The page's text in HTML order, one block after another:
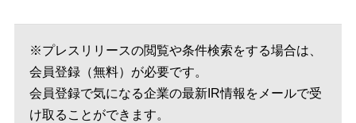
※プレスリリースの閲覧や条件検索をする場合は、
会員登録（無料）が必要です。
会員登録で気になる企業の最新IR情報をメールで受
け取ることができます。